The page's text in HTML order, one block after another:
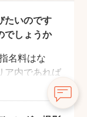
たいのです
でしょうか
名料はな
ア内であれば
お好きなプ
りと選べるの